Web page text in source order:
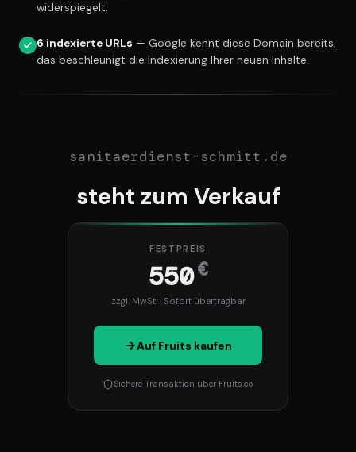
widerspiegelt.
6 indexierte URLs — Google kennt diese Domain bereits,
das beschleunigt die Indexierung Ihrer neuen Inhalte.
sanitaerdienst-schmitt.de
steht zum Verkauf
FESTPREIS
550€
zzgl. MwSt. · Sofort übertragbar
Auf Fruits kaufen
Sichere Transaktion über Fruits.co